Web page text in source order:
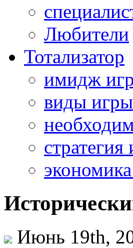
Любители
Тотализатор
имидж
виды игры
Июнь 19th,